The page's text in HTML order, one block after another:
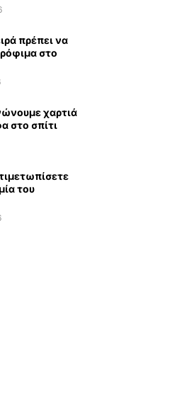
πρέπει να
στο
χαρτιά
στο σπίτι
του